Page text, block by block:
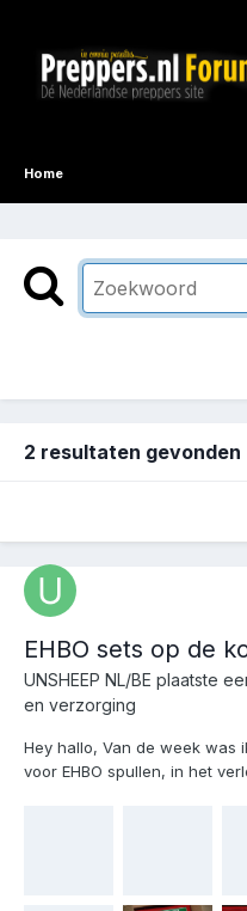
Home
2 resultaten gevonden
EHBO sets op de
UNSHEEP NL/BE plaatste
en verzorging
Hey hallo, Van de week was
voor EHBO spullen, in het